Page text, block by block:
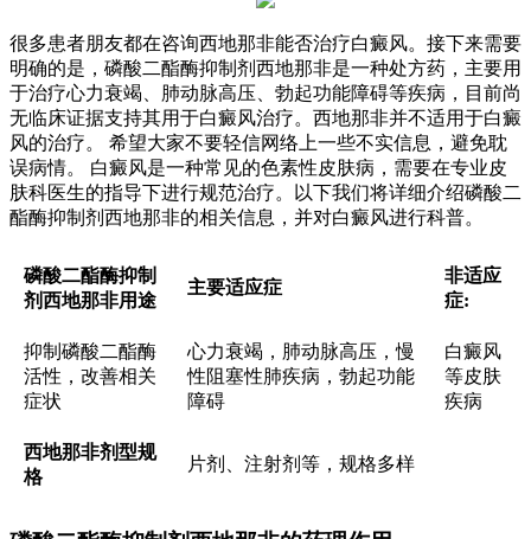
很多患者朋友都在咨询西地那非能否治疗白癜风。接下来需要
明确的是，磷酸二酯酶抑制剂西地那非是一种处方药，主要用
于治疗心力衰竭、肺动脉高压、勃起功能障碍等疾病，目前尚
无临床证据支持其用于白癜风治疗。西地那非并不适用于白癜
风的治疗。 希望大家不要轻信网络上一些不实信息，避免耽
误病情。 白癜风是一种常见的色素性皮肤病，需要在专业皮
肤科医生的指导下进行规范治疗。以下我们将详细介绍磷酸二
酯酶抑制剂西地那非的相关信息，并对白癜风进行科普。
磷酸二酯酶抑制
剂西地那非用途
主要适应症
非适应
症:
抑制磷酸二酯酶
活性，改善相关
症状
心力衰竭，肺动脉高压，慢
性阻塞性肺疾病，勃起功能
障碍
白癜风
等皮肤
疾病
西地那非剂型规
格
片剂、注射剂等，规格多样